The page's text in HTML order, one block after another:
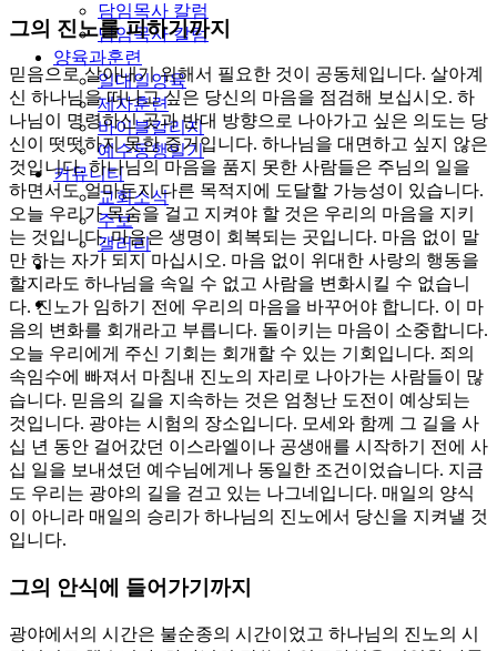
담임목사 칼럼
담임목사 칼럼
양육과훈련
일대일양육
제자훈련
바이블칼리지
예수동행일기
커뮤니티
교회소식
주보
갤러리
youtube
soundcloud
search
그의 진노를 피하기까지
믿음으로 살아내기 위해서 필요한 것이 공동체입니다. 살아계
신 하나님을 떠나고 싶은 당신의 마음을 점검해 보십시오. 하
나님이 명령하신 곳과 반대 방향으로 나아가고 싶은 의도는 당
신이 떳떳하지 못한 증거입니다. 하나님을 대면하고 싶지 않은
것입니다. 하나님의 마음을 품지 못한 사람들은 주님의 일을
하면서도 얼마든지 다른 목적지에 도달할 가능성이 있습니다.
오늘 우리가 목숨을 걸고 지켜야 할 것은 우리의 마음을 지키
는 것입니다. 마음은 생명이 회복되는 곳입니다. 마음 없이 말
만 하는 자가 되지 마십시오. 마음 없이 위대한 사랑의 행동을
할지라도 하나님을 속일 수 없고 사람을 변화시킬 수 없습니
다. 진노가 임하기 전에 우리의 마음을 바꾸어야 합니다. 이 마
음의 변화를 회개라고 부릅니다. 돌이키는 마음이 소중합니다.
오늘 우리에게 주신 기회는 회개할 수 있는 기회입니다. 죄의
속임수에 빠져서 마침내 진노의 자리로 나아가는 사람들이 많
습니다. 믿음의 길을 지속하는 것은 엄청난 도전이 예상되는
것입니다. 광야는 시험의 장소입니다. 모세와 함께 그 길을 사
십 년 동안 걸어갔던 이스라엘이나 공생애를 시작하기 전에 사
십 일을 보내셨던 예수님에게나 동일한 조건이었습니다. 지금
도 우리는 광야의 길을 걷고 있는 나그네입니다. 매일의 양식
이 아니라 매일의 승리가 하나님의 진노에서 당신을 지켜낼 것
입니다.
그의 안식에 들어가기까지
광야에서의 시간은 불순종의 시간이었고 하나님의 진노의 시